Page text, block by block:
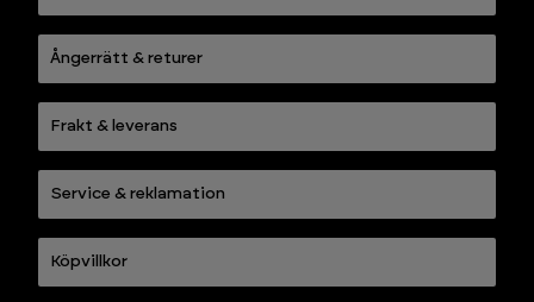
Ångerrätt & returer
Frakt & leverans
Service & reklamation
Köpvillkor